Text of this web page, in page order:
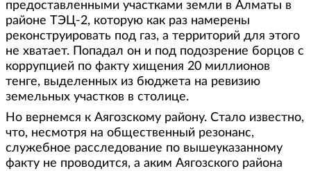
предоставленными участками земли в Алматы в
районе ТЭЦ-2, которую как раз намерены
реконструировать под газ, а территорий для этого
не хватает. Попадал он и под подозрение борцов с
коррупцией по факту хищения 20 миллионов
тенге, выделенных из бюджета на ревизию
земельных участков в столице.
Но вернемся к Аягозскому району. Стало известно,
что, несмотря на общественный резонанс,
служебное расследование по вышеуказанному
факту не проводится, а аким Аягозского района